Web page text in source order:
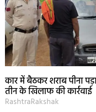
कार में बैठकर शराब पीना
तीन के खिलाफ की कार्रवाई
RashtraRakshak